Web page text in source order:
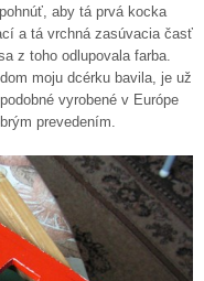
aby tá prvá kocka
a tá vrchná zasúvacia časť
z toho odlupovala farba.
moju dcérku bavila, je už
vyrobené v Európe
prevedením.